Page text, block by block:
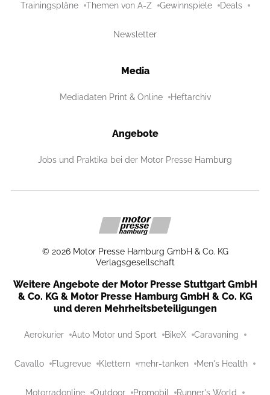
Trainingspläne Themen von A-Z Gewinnspiele Deals
Newsletter
Media
Mediadaten Print & Online Heftarchiv
Angebote
Jobs und Praktika bei der Motor Presse Hamburg
© 2026 Motor Presse Hamburg GmbH & Co. KG
Verlagsgesellschaft
Weitere Angebote der Motor Presse Stuttgart GmbH
& Co. KG & Motor Presse Hamburg GmbH & Co. KG
und deren Mehrheitsbeteiligungen
Aerokurier Auto Motor und Sport BikeX Caravaning
Cavallo Flugrevue Klettern mehr-tanken Men's Health
Motorradonline Outdoor Promobil Runner's World